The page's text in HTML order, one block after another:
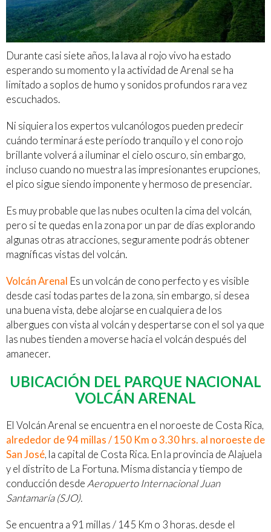
Durante casi siete años, la lava al rojo vivo ha estado
esperando su momento y la actividad de Arenal se ha
limitado a soplos de humo y sonidos profundos rara vez
escuchados.
Ni siquiera los expertos vulcanólogos pueden predecir
cuándo terminará este período tranquilo y el cono rojo
brillante volverá a iluminar el cielo oscuro, sin embargo,
incluso cuando no muestra las impresionantes erupciones,
el pico sigue siendo imponente y hermoso de presenciar.
Es muy probable que las nubes oculten la cima del volcán,
pero si te quedas en la zona por un par de días explorando
algunas otras atracciones, seguramente podrás obtener
magníficas vistas del volcán.
Volcán Arenal Es un volcán de cono perfecto y es visible
desde casi todas partes de la zona, sin embargo, si desea
una buena vista, debe alojarse en cualquiera de los
albergues con vista al volcán y despertarse con el sol ya que
las nubes tienden a moverse hacia el volcán después del
amanecer.
UBICACIÓN DEL PARQUE NACIONAL
VOLCÁN ARENAL
El Volcán Arenal se encuentra en el noroeste de Costa Rica,
alrededor de 94 millas / 150 Km o 3.30 hrs. al noroeste de
San José, la capital de Costa Rica. En la provincia de Alajuela
y el distrito de La Fortuna. Misma distancia y tiempo de
conducción desde Aeropuerto Internacional Juan
Santamaría (SJO).
Se encuentra a 91 millas / 145 Km o 3 horas. desde el